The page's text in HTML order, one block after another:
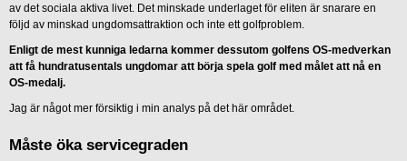
av det sociala aktiva livet. Det minskade underlaget för eliten är snarare en
följd av minskad ungdomsattraktion och inte ett golfproblem.
Enligt de mest kunniga ledarna kommer dessutom golfens OS-medverkan
att få hundratusentals ungdomar att börja spela golf med målet att nå en
OS-medalj.
Jag är något mer försiktig i min analys på det här området.
Måste öka servicegraden